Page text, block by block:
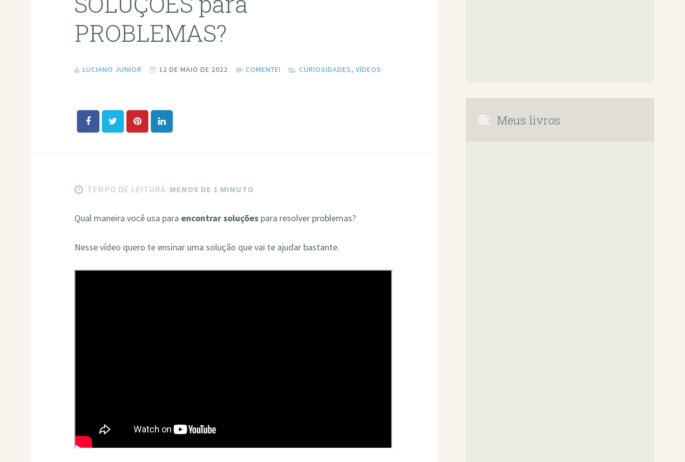
PROBLEMAS?
LUCIANO JUNIOR 12 DE MAIO DE 2022 COMENTE! CURIOSIDADES,VÍDEOS
TEMPO DE LEITURA: MENOS DE 1 MINUTO
Qual maneira você usa para encontrar soluções para resolver problemas?
Nesse vídeo quero te ensinar uma solução que vai te ajudar bastante.
Meus livros